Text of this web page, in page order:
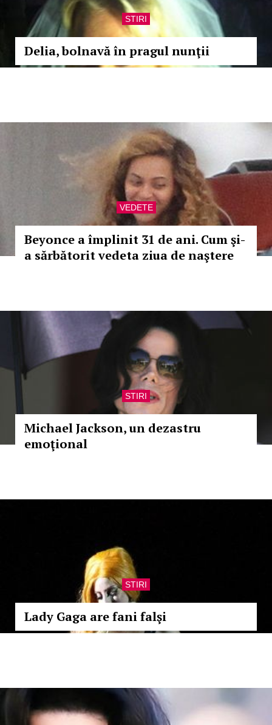
STIRI
Delia, bolnavă în pragul nunţii
VEDETE
Beyonce a împlinit 31 de ani. Cum şi-
a sărbătorit vedeta ziua de naştere
STIRI
Michael Jackson, un dezastru
emoţional
STIRI
Lady Gaga are fani falşi